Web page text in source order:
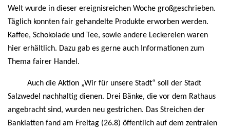
Welt wurde in dieser ereignisreichen Woche großgeschrieben.
Täglich konnten fair gehandelte Produkte erworben werden.
Kaffee, Schokolade und Tee, sowie andere Leckereien waren
hier erhältlich. Dazu gab es gerne auch Informationen zum
Thema fairer Handel.
Auch die Aktion „Wir für unsere Stadt“ soll der Stadt
Salzwedel nachhaltig dienen. Drei Bänke, die vor dem Rathaus
angebracht sind, wurden neu gestrichen. Das Streichen der
Banklatten fand am Freitag (26.8) öffentlich auf dem zentralen